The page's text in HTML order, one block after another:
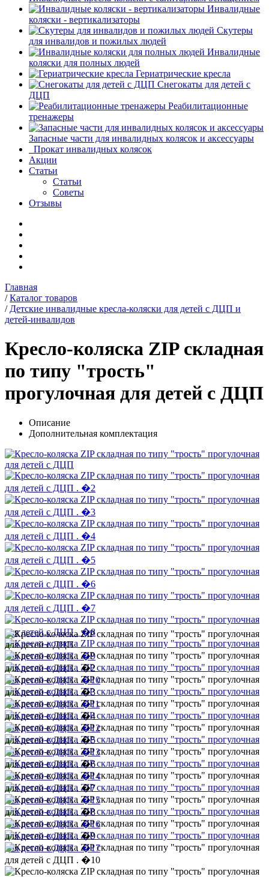
Инвалидные
коляски - вертикализаторы
Скутеры
для инвалидов и пожилых людей
Инвалидные
коляски для полных людей
Гериатрические кресла
Снегокаты для детей c
ДЦП
Реабилитационные
тренажеры
Запасные части для инвалидных колясок и аксессуары
Прокат инвалидных колясок
Акции
Статьи
Статьи
Советы
Отзывы
Главная
/ Каталог товаров
/ Детские инвалидные кресла-коляски для детей с ДЦП и
детей-инвалидов
Кресло-коляска ZIP складная
по типу "трость"
прогулочная для детей с ДЦП
Описание
Дополнительная комплектация